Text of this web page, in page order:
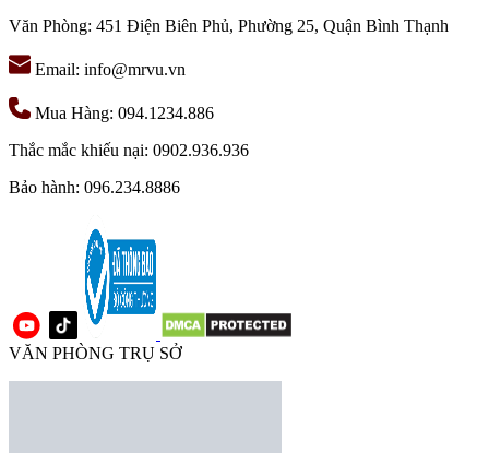
Văn Phòng: 451 Điện Biên Phủ, Phường 25, Quận Bình Thạnh
Email: info@mrvu.vn
Mua Hàng: 094.1234.886
Thắc mắc khiếu nại: 0902.936.936
Bảo hành: 096.234.8886
VĂN PHÒNG TRỤ SỞ